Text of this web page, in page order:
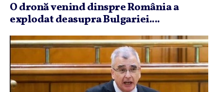
O dronă venind dinspre România a
explodat deasupra Bulgariei....